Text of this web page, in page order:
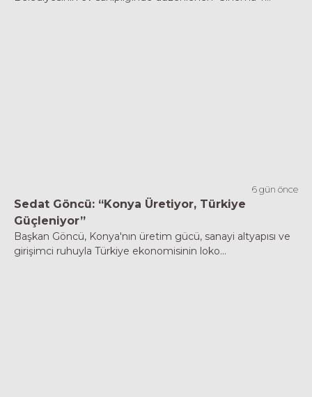
6 gün önce
Sedat Göncü: “Konya Üretiyor, Türkiye
Güçleniyor”
Başkan Göncü, Konya'nın üretim gücü, sanayi altyapısı ve
girişimci ruhuyla Türkiye ekonomisinin loko...